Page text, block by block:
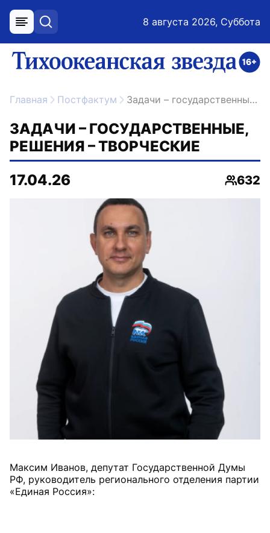
меню поиск 8 августа 2026, Суббота
ссылка на главную
Главная Постфактум Задачи – государственные, решения – творческие
ЗАДАЧИ – ГОСУДАРСТВЕННЫЕ,
РЕШЕНИЯ – ТВОРЧЕСКИЕ
17.04.26
632
Максим Иванов, депутат Государственной Думы
РФ, руководитель регионального отделения партии
«Единая Россия»: